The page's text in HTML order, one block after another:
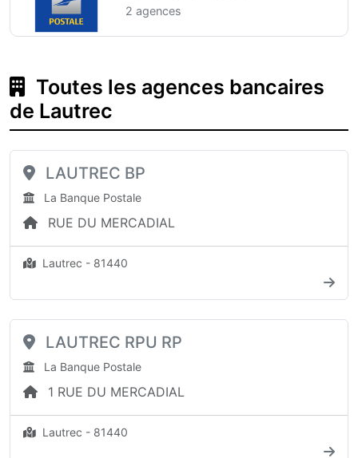
2 agences
Toutes les agences bancaires
de Lautrec
LAUTREC BP
La Banque Postale
RUE DU MERCADIAL
Lautrec - 81440
LAUTREC RPU RP
La Banque Postale
1 RUE DU MERCADIAL
Lautrec - 81440